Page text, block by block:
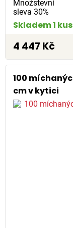
Množstevní
sleva 30%
Skladem 1 kus
4 447 Kč
100
cm v kytici